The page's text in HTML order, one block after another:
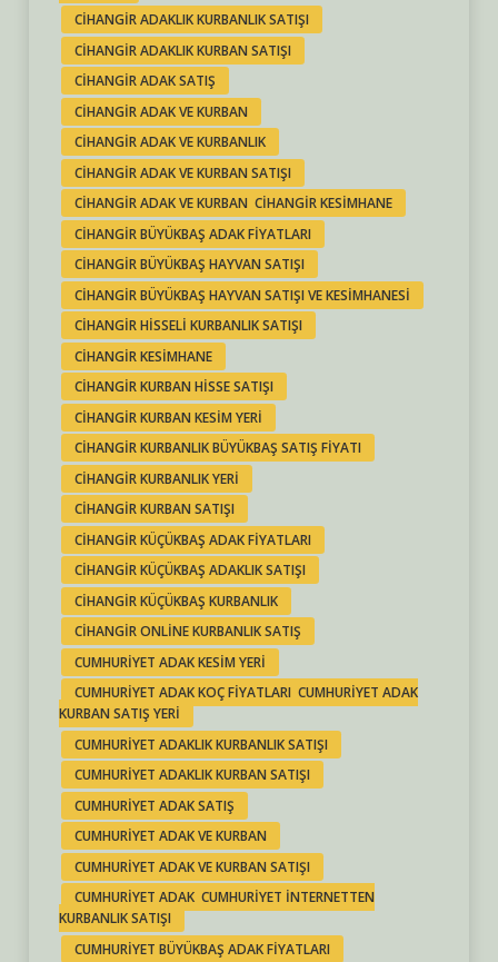
CIHANGIR ADAKLIK KURBANLIK SATIŞI
CIHANGIR ADAKLIK KURBAN SATIŞI
CIHANGIR ADAK SATIŞ
CIHANGIR ADAK VE KURBAN
CIHANGIR ADAK VE KURBANLIK
CIHANGIR ADAK VE KURBAN SATIŞI
CIHANGIR ADAK VE KURBAN CIHANGIR KESIMHANE
CIHANGIR BÜYÜKBAŞ ADAK FIYATLARI
CIHANGIR BÜYÜKBAŞ HAYVAN SATIŞI
CIHANGIR BÜYÜKBAŞ HAYVAN SATIŞI VE KESIMHANESI
CIHANGIR HISSELI KURBANLIK SATIŞI
CIHANGIR KESIMHANE
CIHANGIR KURBAN HISSE SATIŞI
CIHANGIR KURBAN KESIM YERI
CIHANGIR KURBANLIK BÜYÜKBAŞ SATIŞ FIYATI
CIHANGIR KURBANLIK YERI
CIHANGIR KURBAN SATIŞI
CIHANGIR KÜÇÜKBAŞ ADAK FIYATLARI
CIHANGIR KÜÇÜKBAŞ ADAKLIK SATIŞI
CIHANGIR KÜÇÜKBAŞ KURBANLIK
CIHANGIR ONLINE KURBANLIK SATIŞ
CUMHURIYET ADAK KESIM YERI
CUMHURIYET ADAK KOÇ FIYATLARI CUMHURIYET ADAK
KURBAN SATIŞ YERI
CUMHURIYET ADAKLIK KURBANLIK SATIŞI
CUMHURIYET ADAKLIK KURBAN SATIŞI
CUMHURIYET ADAK SATIŞ
CUMHURIYET ADAK VE KURBAN
CUMHURIYET ADAK VE KURBAN SATIŞI
CUMHURIYET ADAK CUMHURIYET INTERNETTEN
KURBANLIK SATIŞI
CUMHURIYET BÜYÜKBAŞ ADAK FIYATLARI